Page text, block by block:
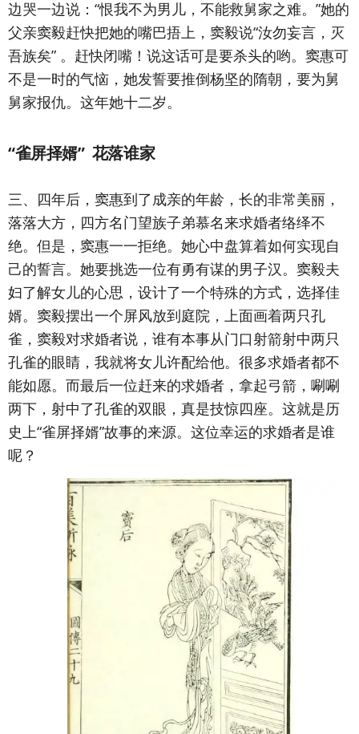
边哭一边说：“恨我不为男儿，不能救舅家之难。”她的
父亲窦毅赶快把她的嘴巴捂上，窦毅说“汝勿妄言，灭
吾族矣” 。赶快闭嘴！说这话可是要杀头的哟。窦惠可
不是一时的气恼，她发誓要推倒杨坚的隋朝，要为舅
舅家报仇。这年她十二岁。
“雀屏择婿” 花落谁家
三、四年后，窦惠到了成亲的年龄，长的非常美丽，
落落大方，四方名门望族子弟慕名来求婚者络绎不
绝。但是，窦惠一一拒绝。她心中盘算着如何实现自
己的誓言。她要挑选一位有勇有谋的男子汉。窦毅夫
妇了解女儿的心思，设计了一个特殊的方式，选择佳
婿。窦毅摆出一个屏风放到庭院，上面画着两只孔
雀，窦毅对求婚者说，谁有本事从门口射箭射中两只
孔雀的眼睛，我就将女儿许配给他。很多求婚者都不
能如愿。而最后一位赶来的求婚者，拿起弓箭，唰唰
两下，射中了孔雀的双眼，真是技惊四座。这就是历
史上“雀屏择婿”故事的来源。这位幸运的求婚者是谁
呢？